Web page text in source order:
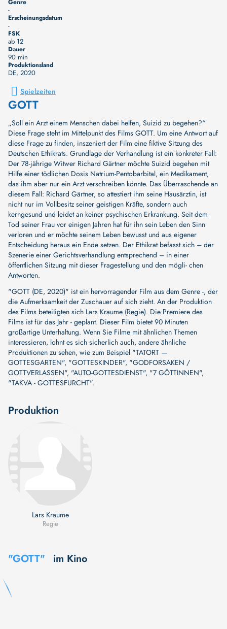
Genre
-
Erscheinungsdatum
-
FSK
ab 12
Dauer
90 min
Produktionsland
DE, 2020
Spielzeiten
GOTT
„Soll ein Arzt einem Menschen dabei helfen, Suizid zu begehen?“
Diese Frage steht im Mittelpunkt des Films GOTT. Um eine Antwort auf
diese Frage zu finden, inszeniert der Film eine fiktive Sitzung des
Deutschen Ethikrats. Grundlage der Verhandlung ist ein konkreter Fall:
Der 78-jährige Witwer Richard Gärtner möchte Suizid begehen mit
Hilfe einer tödlichen Dosis Natrium-Pentobarbital, ein Medikament,
das ihm aber nur ein Arzt verschreiben könnte. Das Überraschende an
diesem Fall: Richard Gärtner, so attestiert ihm seine Hausärztin, ist
nicht nur im Vollbesitz seiner geistigen Kräfte, sondern auch
kerngesund und leidet an keiner psychischen Erkrankung. Seit dem
Tod seiner Frau vor einigen Jahren hat für ihn sein Leben den Sinn
verloren und er möchte seinem Leben bewusst und aus eigener
Entscheidung heraus ein Ende setzen. Der Ethikrat befasst sich – der
Szenerie einer Gerichtsverhandlung entsprechend – in einer
öffentlichen Sitzung mit dieser Fragestellung und den mögli- chen
Antworten.
"GOTT (DE, 2020)" ist ein hervorragender Film aus dem Genre -, der
die Aufmerksamkeit der Zuschauer auf sich zieht. An der Produktion
des Films beteiligten sich Lars Kraume (Regie). Die Premiere des
Films ist für das Jahr - geplant. Dieser Film bietet 90 Minuten
großartige Unterhaltung. Wenn Sie Filme mit ähnlichen Themen
interessieren, lohnt es sich sicherlich auch, andere ähnliche
Produktionen zu sehen, wie zum Beispiel "TATORT —
GOTTESGARTEN", "GOTTESKINDER", "GODFORSAKEN /
GOTTVERLASSEN", "AUTO-GOTTESDIENST", "7 GÖTTINNEN",
"TAKVA - GOTTESFURCHT".
Produktion
Lars Kraume
Regie
"GOTT" im Kino